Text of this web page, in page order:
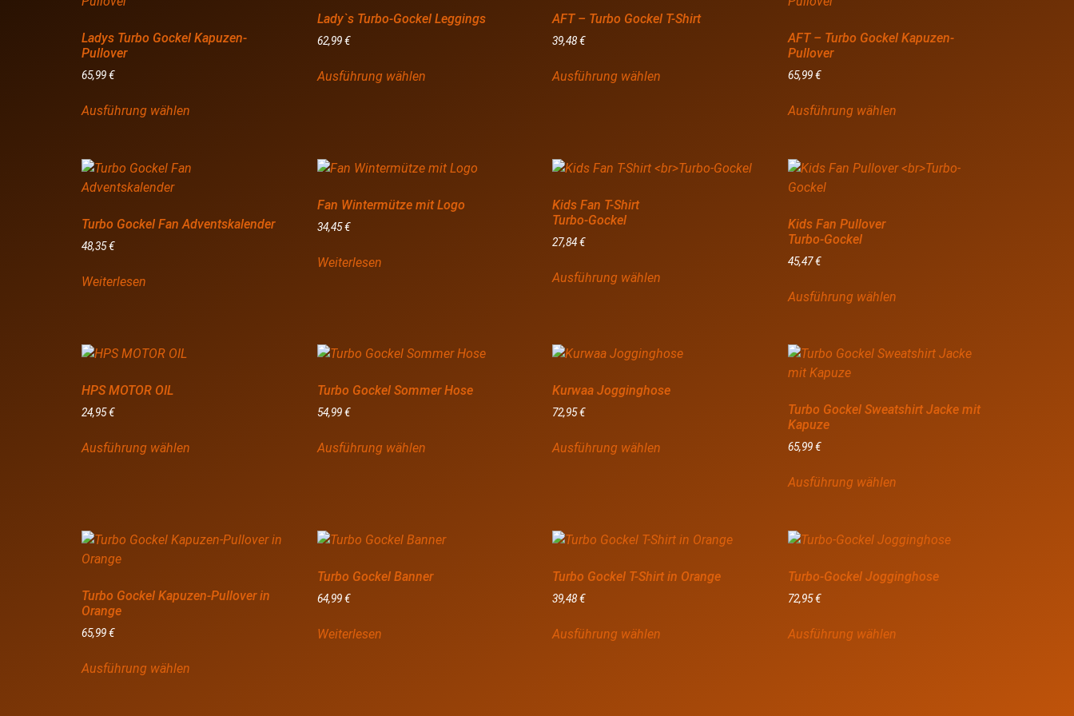
Ladys Turbo Gockel Kapuzen-
Pullover
65,99€
Ausführung wählen
Lady`s Turbo-Gockel Leggings
62,99€
Ausführung wählen
AFT – Turbo Gockel T-Shirt
39,48€
Ausführung wählen
AFT – Turbo Gockel Kapuzen-
Pullover
65,99€
Ausführung wählen
Turbo Gockel Fan Adventskalender
48,35€
Weiterlesen
Fan Wintermütze mit Logo
34,45€
Weiterlesen
Kids Fan T-Shirt
Turbo-Gockel
27,84€
Ausführung wählen
Kids Fan Pullover
Turbo-Gockel
45,47€
Ausführung wählen
HPS MOTOR OIL
24,95€
Ausführung wählen
Turbo Gockel Sommer Hose
54,99€
Ausführung wählen
Kurwaa Jogginghose
72,95€
Ausführung wählen
Turbo Gockel Sweatshirt Jacke mit
Kapuze
65,99€
Ausführung wählen
Turbo Gockel Kapuzen-Pullover in
Orange
65,99€
Ausführung wählen
Turbo Gockel Banner
64,99€
Weiterlesen
Turbo Gockel T-Shirt in Orange
39,48€
Ausführung wählen
Turbo-Gockel Jogginghose
72,95€
Ausführung wählen